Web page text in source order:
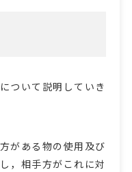
ついて説明していき
がある物の使用及び
，相手方がこれに対